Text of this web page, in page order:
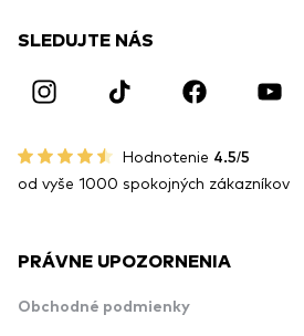
SLEDUJTE NÁS
Hodnotenie 4.5/5
od vyše 1000 spokojných zákazníkov
PRÁVNE UPOZORNENIA
Obchodné podmienky